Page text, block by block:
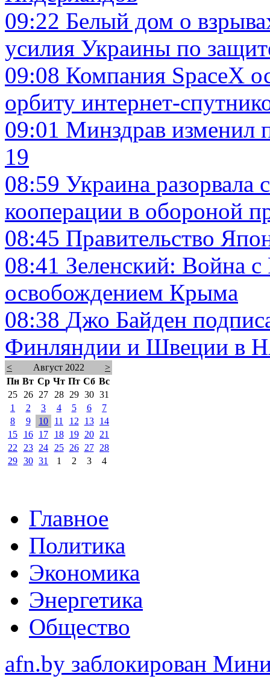
09:22 Белый дом о
усилия Украины по
09:08 Компания SpaceX
орбиту интернет-
09:01 Минздрав изменил
19
08:59 Украина разорвала
кооперации в обороной
08:45 Правительство
08:41 Зеленский: Война с
освобождением Крыма
08:38 Джо Байден
Финляндии и Швеции в
< Август 2022
>
Пн Вт Ср Чт Пт Сб Вс
25
26 27 28 29 30 31
1
2 3 4 5 6
7
8
9 10 11 12 13
14
15
16 17 18 19 20
21
22
23 24 25 26 27
28
29 30 31 1 2 3 4
Главное
Политика
Экономика
Энергетика
Общество
afn.by заблокирован